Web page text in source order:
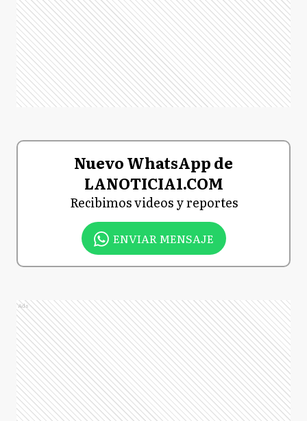
Nuevo WhatsApp de
LANOTICIA1.COM
Recibimos videos y reportes
ENVIAR MENSAJE
Ads